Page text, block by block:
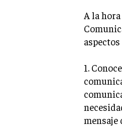
A la
1.
mensaje